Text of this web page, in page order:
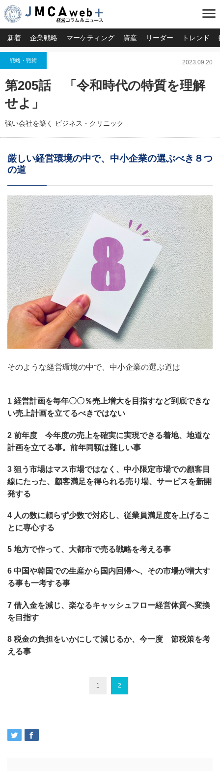
menu
新着 企業戦略 マーケティング 資産 リーダー トレンド
戦略・戦術 2023.09.20
第205話 「令和時代の特質を理解
せよ」
強い会社を築く ビジネス・クリニック
厳しい経営環境の中で、中小企業の選ぶべき８つ
の道
そのような経営環境の中で、中小企業の選ぶ道は
1 経営計画を毎年〇〇％売上増大を目指すなど到底できな
い売上計画を立てるべきではない
2 前年度 今年度の売上を確実に実現できる着地、地道な
計画を立てる事。前年同額は難しい事
3 狙う市場はマス市場ではなく、中小限定市場での顧客目
線にたった、顧客満足を得られる売り場、サービスを新開
発する
4 人の数に頼らず少数で対応し、従業員満足度を上げるこ
とに専心する
5 地方で作って、大都市で売る戦略を考える事
6 中国や韓国での生産から国内回帰へ、その市場が増大す
る事も一考する事
7 借入金を減じ、楽なるキャッシュフロー経営体質へ変換
を目指す
8 税金の負担をいかにして減じるか、今一度 節税策を考
える事
1 2